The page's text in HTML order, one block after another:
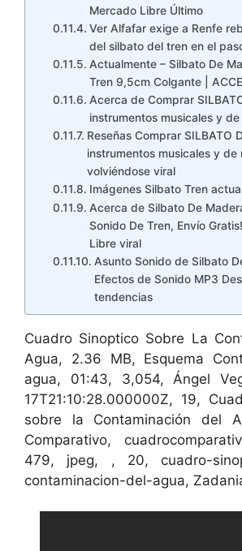
Mercado Libre Último
Ver Alfafar exige a Renfe
del silbato del tren en el
Actualmente – Silbato De
Tren 9,5cm Colgante |
Acerca de Comprar
instrumentos musicales y
Reseñas Comprar SILBATO
instrumentos musicales y de
volviéndose viral
Imágenes Silbato Tren
Acerca de Silbato De
Sonido De Tren, Envío
Libre viral
Asunto Sonido de Silbato
Efectos de Sonido MP3
tendencias
Cuadro Sinoptico Sobre La
Agua, 2.36 MB, Esquema
agua, 01:43, 3,054, Ángel
17T21:10:28.000000Z, 19,
sobre la Contaminación del
Comparativo,
479, jpeg, , 20, cuadro-
contaminacion-del-agua,